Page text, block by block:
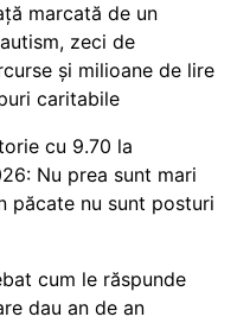
marcată de un
zeci de
și milioane de lire
caritabile
cu 9.70 la
Nu prea sunt mari
păcate nu sunt posturi
cum le răspunde
dau an de an